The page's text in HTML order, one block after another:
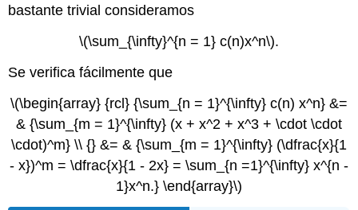
bastante trivial consideramos
\(\sum_{\infty}^{n = 1} c(n)x^n\).
Se verifica fácilmente que
\(\begin{array} {rcl} {\sum_{n = 1}^{\infty} c(n) x^n} &=
& {\sum_{m = 1}^{\infty} (x + x^2 + x^3 + \cdot \cdot
\cdot)^m} \\ {} &= & {\sum_{m = 1}^{\infty} (\dfrac{x}{1
- x})^m = \dfrac{x}{1 - 2x} = \sum_{n =1}^{\infty} x^{n -
1}x^n.} \end{array}\)